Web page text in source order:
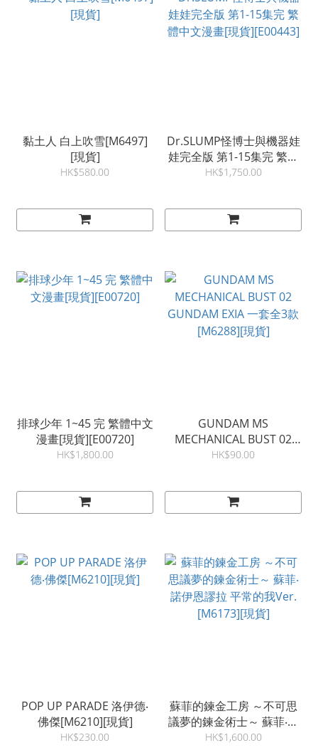
黏土人 白上吹雪[M6497]
[現貨]
HK$580.00
Dr.SLUMP怪博士與機器娃
娃完全版 第1-15集完 繁體
中文漫畫[現貨][E00443]
HK$1,750.00
排球少年 1~45 完 繁體中文
漫畫[現貨][E00720]
HK$1,800.00
GUNDAM MS
MECHANICAL BUST 02
GUNDAM EXIA 一套全3款
HK$90.00
POP UP PARADE 洛伊德‧
佛傑[M6210][現貨]
HK$230.00
蘇菲的鍊金工房 ～不可思
議夢的鍊金術士～ 蘇菲‧諾
伊恩謬拉 平常的我Ver.
HK$1,600.00